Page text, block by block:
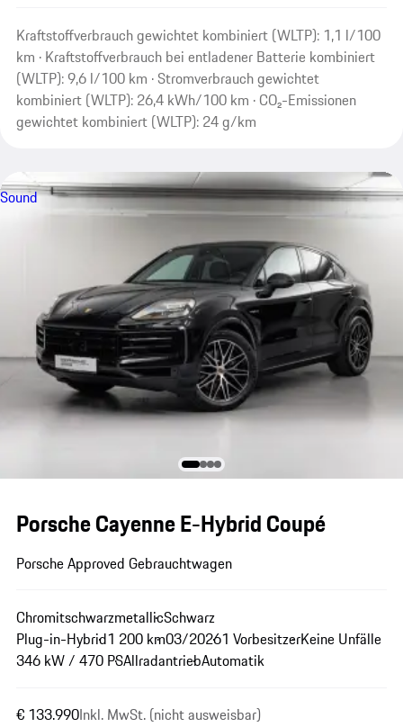
Kraftstoffverbrauch gewichtet kombiniert (WLTP): 1,1 l/100
km · Kraftstoffverbrauch bei entladener Batterie kombiniert
(WLTP): 9,6 l/100 km · Stromverbrauch gewichtet
kombiniert (WLTP): 26,4 kWh/100 km · CO₂-Emissionen
gewichtet kombiniert (WLTP): 24 g/km
Sound
Porsche Cayenne E-Hybrid Coupé
Porsche Approved Gebrauchtwagen
ChromitschwarzmetallicSchwarz
Plug-in-Hybrid1 200 km03/20261 VorbesitzerKeine Unfälle
346 kW / 470 PSAllradantriebAutomatik
€ 133.990Inkl. MwSt. (nicht ausweisbar)